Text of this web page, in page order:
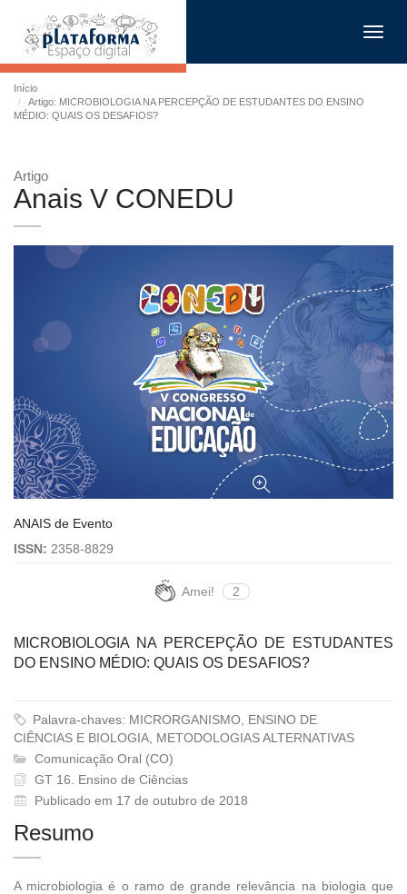
Início
Artigo: MICROBIOLOGIA NA PERCEPÇÃO DE ESTUDANTES DO ENSINO
MÉDIO: QUAIS OS DESAFIOS?
Artigo
Anais V CONEDU
ANAIS de Evento
ISSN: 2358-8829
Amei! 2
MICROBIOLOGIA NA PERCEPÇÃO DE ESTUDANTES
DO ENSINO MÉDIO: QUAIS OS DESAFIOS?
Palavra-chaves: MICRORGANISMO, ENSINO DE
CIÊNCIAS E BIOLOGIA, METODOLOGIAS ALTERNATIVAS
Comunicação Oral (CO)
GT 16. Ensino de Ciências
Publicado em 17 de outubro de 2018
Resumo
A microbiologia é o ramo de grande relevância na biologia que